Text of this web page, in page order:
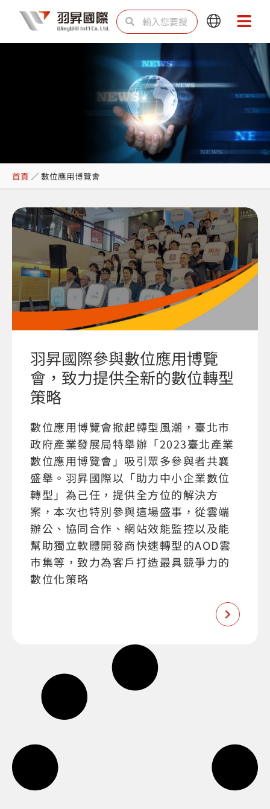
主
搜
尋 尋
Main
Menu
Main
Menu
數位應用博覽會
首頁 ／ 數位應用博覽會
羽昇國際參與數位應用博覽
會，致力提供全新的數位轉型
策略
數位應用博覽會掀起轉型風潮，臺北市
政府產業發展局特舉辦「2023臺北產業
數位應用博覽會」吸引眾多參與者共襄
盛舉。羽昇國際以「助力中小企業數位
轉型」為己任，提供全方位的解決方
案，本次也特別參與這場盛事，從雲端
辦公、協同合作、網站效能監控以及能
幫助獨立軟體開發商快速轉型的AOD雲
市集等，致力為客戶打造最具競爭力的
數位化策略